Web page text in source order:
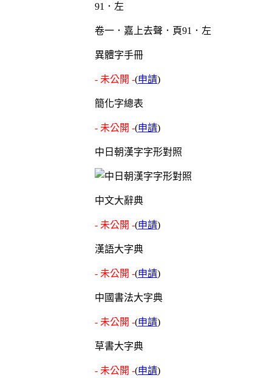
卷一．嘉上去聲．頁91．左
異體字手冊
- 未公開 -(申請)
簡化字總表
- 未公開 -(申請)
中日朝漢字字形對照
中文大辭典
- 未公開 -(申請)
漢語大字典
- 未公開 -(申請)
中國書法大字典
- 未公開 -(申請)
草書大字典
- 未公開 -(申請)